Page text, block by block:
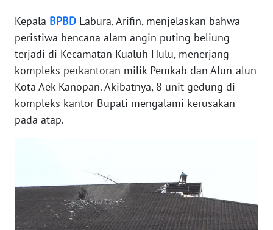
Kepala BPBD Labura, Arifin, menjelaskan bahwa
peristiwa bencana alam angin puting beliung
terjadi di Kecamatan Kualuh Hulu, menerjang
kompleks perkantoran milik Pemkab dan Alun-alun
Kota Aek Kanopan. Akibatnya, 8 unit gedung di
kompleks kantor Bupati mengalami kerusakan
pada atap.
WN
SULTRA
WN
NTB
SULBAR
WN